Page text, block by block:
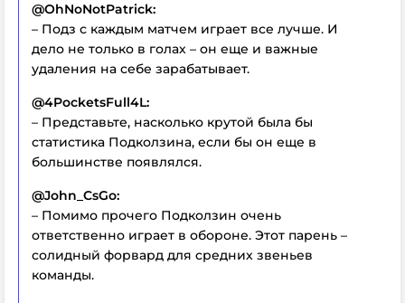
@OhNoNotPatrick:
– Подз с каждым матчем играет все лучше. И
дело не только в голах – он еще и важные
удаления на себе зарабатывает.
@4PocketsFull4L:
– Представьте, насколько крутой была бы
статистика Подколзина, если бы он еще в
большинстве появлялся.
@John_CsGo:
– Помимо прочего Подколзин очень
ответственно играет в обороне. Этот парень –
солидный форвард для средних звеньев
команды.